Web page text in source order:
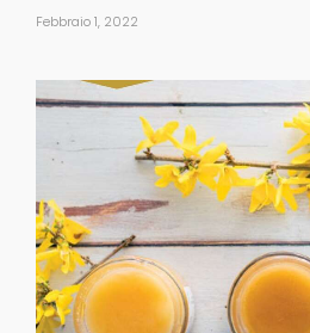
Febbraio 1, 2022